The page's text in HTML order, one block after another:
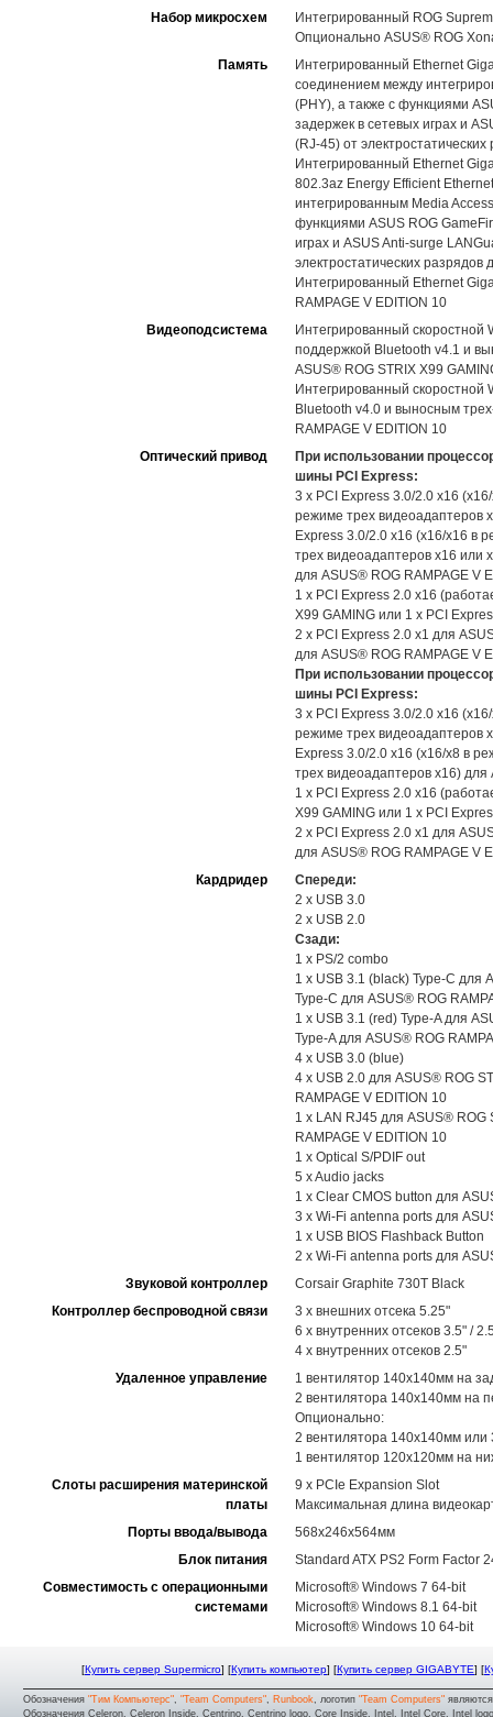
Набор микросхем
Интегрированный ROG
Опционально ASUS® ROG
Память
Интегрированный Ethernet
соединением между
(PHY), а также с функциями
задержек в сетевых играх и
(RJ-45) от
Интегрированный Ethernet
802.3az Energy Efficient
интегрированным Media
функциями ASUS ROG
играх и ASUS Anti-surge
электростатических
Интегрированный Ethernet
RAMPAGE V EDITION 10
Видеоподсистема
Интегрированный скоростной
поддержкой Bluetooth v4.1 и
ASUS® ROG STRIX X99
Интегрированный скоростной
Bluetooth v4.0 и выносным
RAMPAGE V EDITION 10
Оптический привод
При использовании
шины PCI Express:
3 x PCI Express 3.0/2.0 x16
режиме трех видеоадаптеров
Express 3.0/2.0 x16 (x16/x16 в
трех видеоадаптеров х16 или
для ASUS® ROG RAMPAGE V
1 x PCI Express 2.0 x16
X99 GAMING или 1 x PCI
2 x PCI Express 2.0 x1 для
для ASUS® ROG RAMPAGE V
При использовании
шины PCI Express:
3 x PCI Express 3.0/2.0 x16
режиме трех видеоадаптеров
Express 3.0/2.0 x16 (x16/x8 в
трех видеоадаптеров х16)
1 x PCI Express 2.0 x16
X99 GAMING или 1 x PCI
2 x PCI Express 2.0 x1 для
для ASUS® ROG RAMPAGE V
Кардридер
Спереди:
2 x USB 3.0
2 x USB 2.0
Сзади:
1 x PS/2 combo
1 x USB 3.1 (black) Type-C для
Type-C для ASUS® ROG
1 x USB 3.1 (red) Type-A для
Type-A для ASUS® ROG
4 x USB 3.0 (blue)
4 x USB 2.0 для ASUS® ROG
RAMPAGE V EDITION 10
1 x LAN RJ45 для ASUS® ROG
RAMPAGE V EDITION 10
1 x Optical S/PDIF out
5 x Audio jacks
1 x Clear CMOS button для
3 x Wi-Fi antenna ports для
1 x USB BIOS Flashback Button
2 x Wi-Fi antenna ports для
Звуковой контроллер
Corsair Graphite 730T Black
Контроллер беспроводной связи
3 x внешних отсека 5.25"
6 x внутренних отсеков 3.5" /
4 x внутренних отсеков 2.5"
Удаленное управление
1 вентилятор 140x140мм на
2 вентилятора 140x140мм на
Опционально:
2 вентилятора 140x140мм
1 вентилятор 120x120мм на
Слоты расширения материнской
платы
9 x PCIe Expansion Slot
Максимальная длина
Порты ввода/вывода
568x246x564мм
Блок питания
Standard ATX PS2 Form Factor
Совместимость с операционными
системами
Microsoft® Windows 7 64-bit
Microsoft® Windows 8.1 64-bit
Microsoft® Windows 10 64-bit
[Купить сервер Supermicro] [Купить компьютер] [Купить сервер GIGABYTE] [
Обозначения "Тим Компьютерс", "Team Computers", Runbook, логотип "Team Computers"
Обозначения Celeron, Celeron Inside, Centrino, Centrino logo, Core Inside, Intel, Intel Core, Intel